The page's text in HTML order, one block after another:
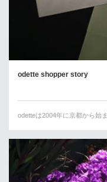
odette shopper story
odetteは2004年に京都から始